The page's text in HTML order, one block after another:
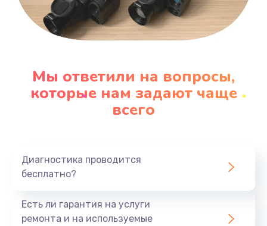
Мы ответили на вопросы,
которые нам задают чаще
всего
Диагностика проводится
бесплатно?
Есть ли гарантия на услуги
ремонта и на используемые